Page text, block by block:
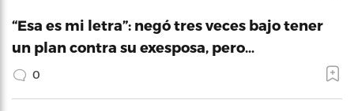
“Esa es mi letra”: negó tres veces bajo tener
un plan contra su exesposa, pero…
0